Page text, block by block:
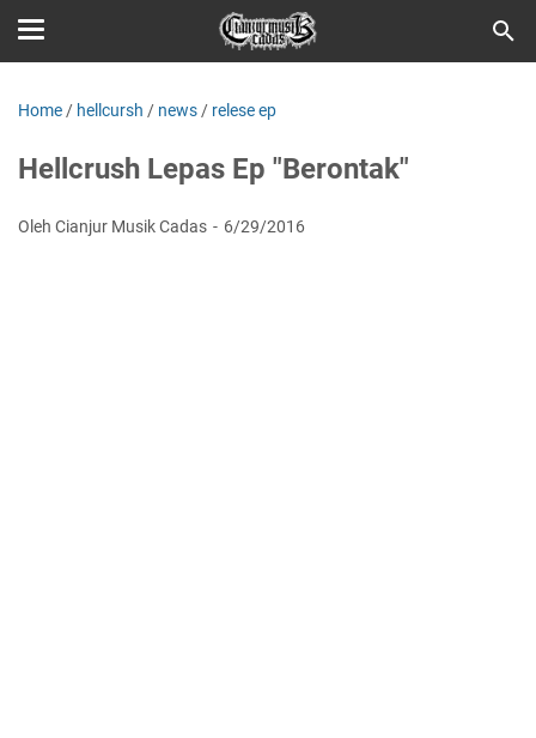
Home / hellcursh / news / relese ep
Hellcrush Lepas Ep "Berontak"
Oleh Cianjur Musik Cadas 6/29/2016